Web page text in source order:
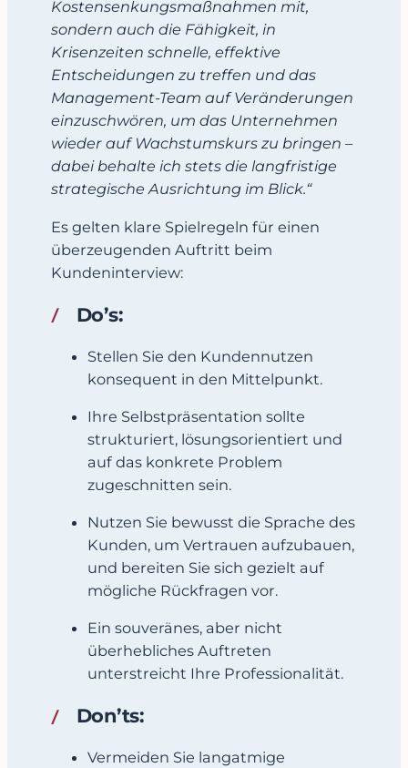
Kostensenkungsmaßnahmen mit,
sondern auch die Fähigkeit, in
Krisenzeiten schnelle, effektive
Entscheidungen zu treffen und das
Management-Team auf Veränderungen
einzuschwören, um das Unternehmen
wieder auf Wachstumskurs zu bringen –
dabei behalte ich stets die langfristige
strategische Ausrichtung im Blick.“
Es gelten klare Spielregeln für einen
überzeugenden Auftritt beim
Kundeninterview:
Do’s:
Stellen Sie den Kundennutzen
konsequent in den Mittelpunkt.
Ihre Selbstpräsentation sollte
strukturiert, lösungsorientiert und
auf das konkrete Problem
zugeschnitten sein.
Nutzen Sie bewusst die Sprache des
Kunden, um Vertrauen aufzubauen,
und bereiten Sie sich gezielt auf
mögliche Rückfragen vor.
Ein souveränes, aber nicht
überhebliches Auftreten
unterstreicht Ihre Professionalität.
Don’ts:
Vermeiden Sie langatmige